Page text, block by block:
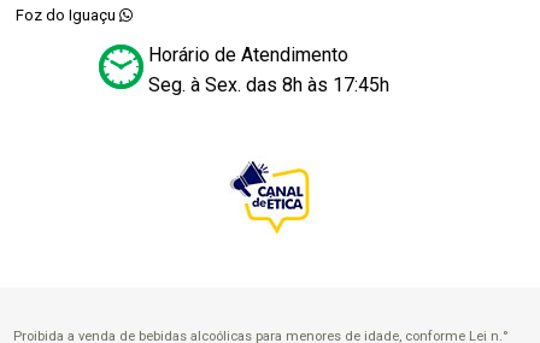
Foz do Iguaçu
Horário de Atendimento
Seg. à Sex. das 8h às 17:45h
Proibida a venda de bebidas alcoólicas para menores de idade, conforme Lei n.°